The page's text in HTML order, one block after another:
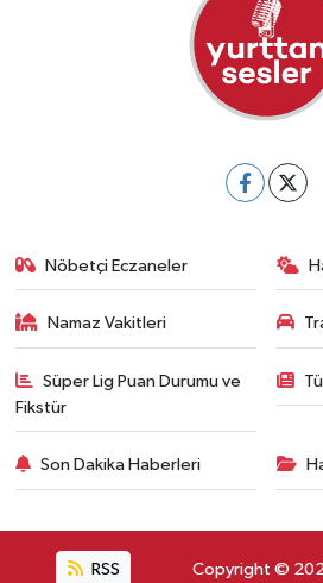
Nöbetçi Eczaneler
Namaz Vakitleri
Süper Lig Puan Durumu ve
Fikstür
Son Dakika Haberleri
RSS Copyright ©